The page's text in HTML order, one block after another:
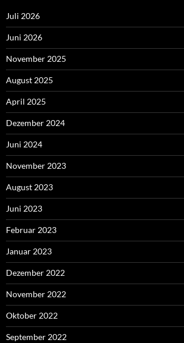
Juli 2026
Juni 2026
November 2025
August 2025
April 2025
Dezember 2024
Juni 2024
November 2023
August 2023
Juni 2023
Februar 2023
Januar 2023
Dezember 2022
November 2022
Oktober 2022
September 2022